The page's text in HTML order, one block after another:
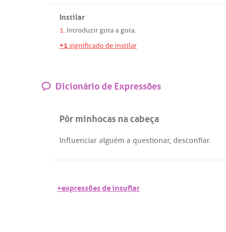
Instilar
1. Introduzir gotaa gota.
+1significado de instilar
Dicionário de Expressões
Pôr minhocas na cabeça
Influenciar alguém a questionar, desconfiar.
+expressões de insuflar